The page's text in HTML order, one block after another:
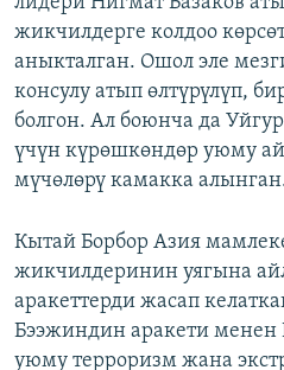
жикчилдерге колдоо
аныкталган. Ошол эле
консулу атып өлтүрүлүп,
болгон. Ал боюнча да
үчүн күрөшкөндөр уюму
мүчөлөрү камакка
Кытай Борбор Азия
жикчилдеринин уягына
аракеттерди жасап
Бээжиндин аракети
уюму терроризм жана